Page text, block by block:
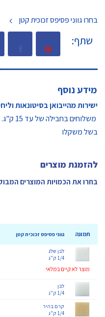
בחרו גווני פסיפס זכוכית קטן
שתף:
מידע נוסף
ישירות מהייבואן בסיטונאות
בשל משקלו
להזמנת מוצרים
בחרו את הכמויות המוצרים
תמונה גווני פסיפס זכוכית קטן
לבן שלג
1/4 ק"ג
מוצר לא קיים במלאי
לבן
1/4 ק"ג
קרם בהיר
1/4 ק"ג